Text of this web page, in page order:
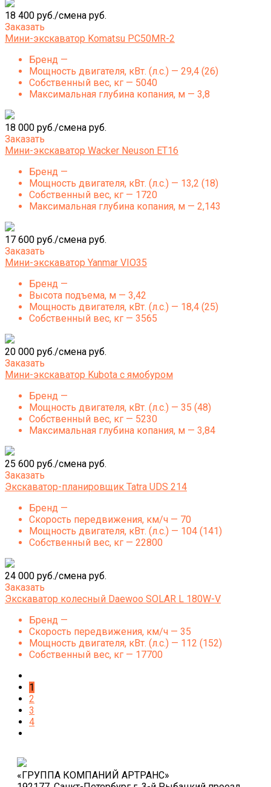
18 400 руб./смена руб.
Заказать
Мини-экскаватор Komatsu PC50MR-2
Бренд —
Мощность двигателя, кВт. (л.с.) — 29,4 (26)
Собственный вес, кг — 5040
Максимальная глубина копания, м — 3,8
18 000 руб./смена руб.
Заказать
Мини-экскаватор Wacker Neuson ET16
Бренд —
Мощность двигателя, кВт. (л.с.) — 13,2 (18)
Собственный вес, кг — 1720
Максимальная глубина копания, м — 2,143
17 600 руб./смена руб.
Заказать
Мини-экскаватор Yanmar VIO35
Бренд —
Высота подъема, м — 3,42
Мощность двигателя, кВт. (л.с.) — 18,4 (25)
Собственный вес, кг — 3565
20 000 руб./смена руб.
Заказать
Мини-экскаватор Kubota с ямобуром
Бренд —
Мощность двигателя, кВт. (л.с.) — 35 (48)
Собственный вес, кг — 5230
Максимальная глубина копания, м — 3,84
25 600 руб./смена руб.
Заказать
Экскаватор-планировщик Tatra UDS 214
Бренд —
Скорость передвижения, км/ч — 70
Мощность двигателя, кВт. (л.с.) — 104 (141)
Собственный вес, кг — 22800
24 000 руб./смена руб.
Заказать
Экскаватор колесный Daewoo SOLAR L 180W-V
Бренд —
Скорость передвижения, км/ч — 35
Мощность двигателя, кВт. (л.с.) — 112 (152)
Собственный вес, кг — 17700
1
2
3
4
«ГРУППА КОМПАНИЙ АРТРАНС»